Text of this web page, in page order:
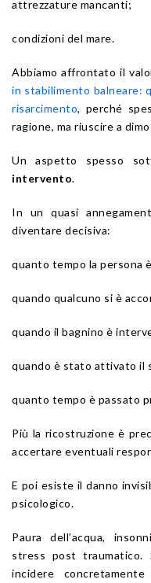
attrezzature mancanti;
condizioni del mare.
Abbiamo affrontato il
in stabilimento balneare:
risarcimento, perché
ragione, ma riuscire a
Un aspetto spesso
intervento.
In un quasi
diventare decisiva:
quanto tempo la persona
quando qualcuno si è
quando il bagnino è
quando è stato attivato il
quanto tempo è passato
Più la ricostruzione è
accertare eventuali
E poi esiste il danno
psicologico.
Paura dell’acqua,
stress post traumatico.
incidere